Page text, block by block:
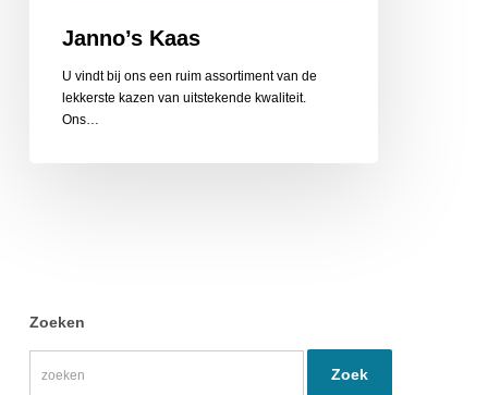
Janno’s Kaas
U vindt bij ons een ruim assortiment van de
lekkerste kazen van uitstekende kwaliteit.
Ons…
Zoeken